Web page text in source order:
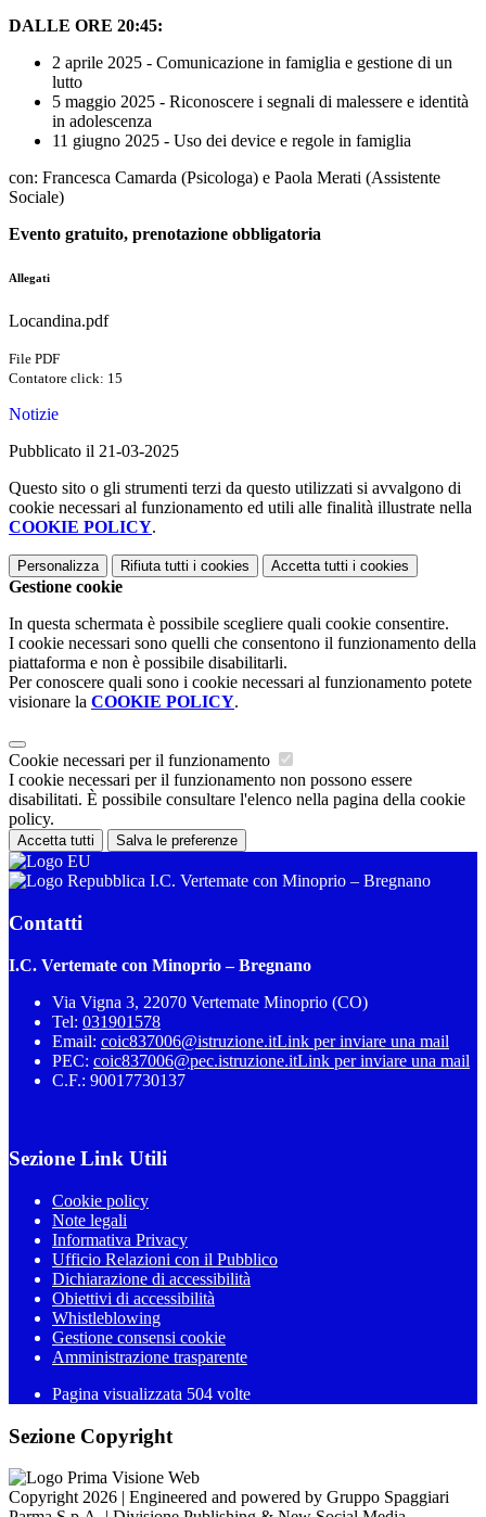
DALLE ORE 20:45:
2 aprile 2025 - Comunicazione in famiglia e gestione di un
lutto
5 maggio 2025 - Riconoscere i segnali di malessere e identità
in adolescenza
11 giugno 2025 - Uso dei device e regole in famiglia
con: Francesca Camarda (Psicologa) e Paola Merati (Assistente
Sociale)
Evento gratuito, prenotazione obbligatoria
Allegati
Locandina.pdf
File PDF
Contatore click: 15
Notizie
Pubblicato il 21-03-2025
Questo sito o gli strumenti terzi da questo utilizzati si avvalgono di
cookie necessari al funzionamento ed utili alle finalità illustrate nella
COOKIE POLICY.
Personalizza Rifiuta tutti i cookies Accetta tutti i cookies
Gestione cookie
In questa schermata è possibile scegliere quali cookie consentire.
I cookie necessari sono quelli che consentono il funzionamento della
piattaforma e non è possibile disabilitarli.
Per conoscere quali sono i cookie necessari al funzionamento potete
visionare la COOKIE POLICY.
Cookie necessari per il funzionamento
I cookie necessari per il funzionamento non possono essere
disabilitati. È possibile consultare l'elenco nella pagina della cookie
policy.
Accetta tutti Salva le preferenze
I.C. Vertemate con Minoprio – Bregnano
Contatti
I.C. Vertemate con Minoprio – Bregnano
Via Vigna 3, 22070 Vertemate Minoprio (CO)
Tel: 031901578
Email: coic837006@istruzione.itLink per inviare una mail
PEC: coic837006@pec.istruzione.itLink per inviare una mail
C.F.: 90017730137
Sezione Link Utili
Cookie policy
Note legali
Informativa Privacy
Ufficio Relazioni con il Pubblico
Dichiarazione di accessibilità
Obiettivi di accessibilità
Whistleblowing
Gestione consensi cookie
Amministrazione trasparente
Pagina visualizzata 504 volte
Sezione Copyright
Copyright 2026 | Engineered and powered by Gruppo Spaggiari